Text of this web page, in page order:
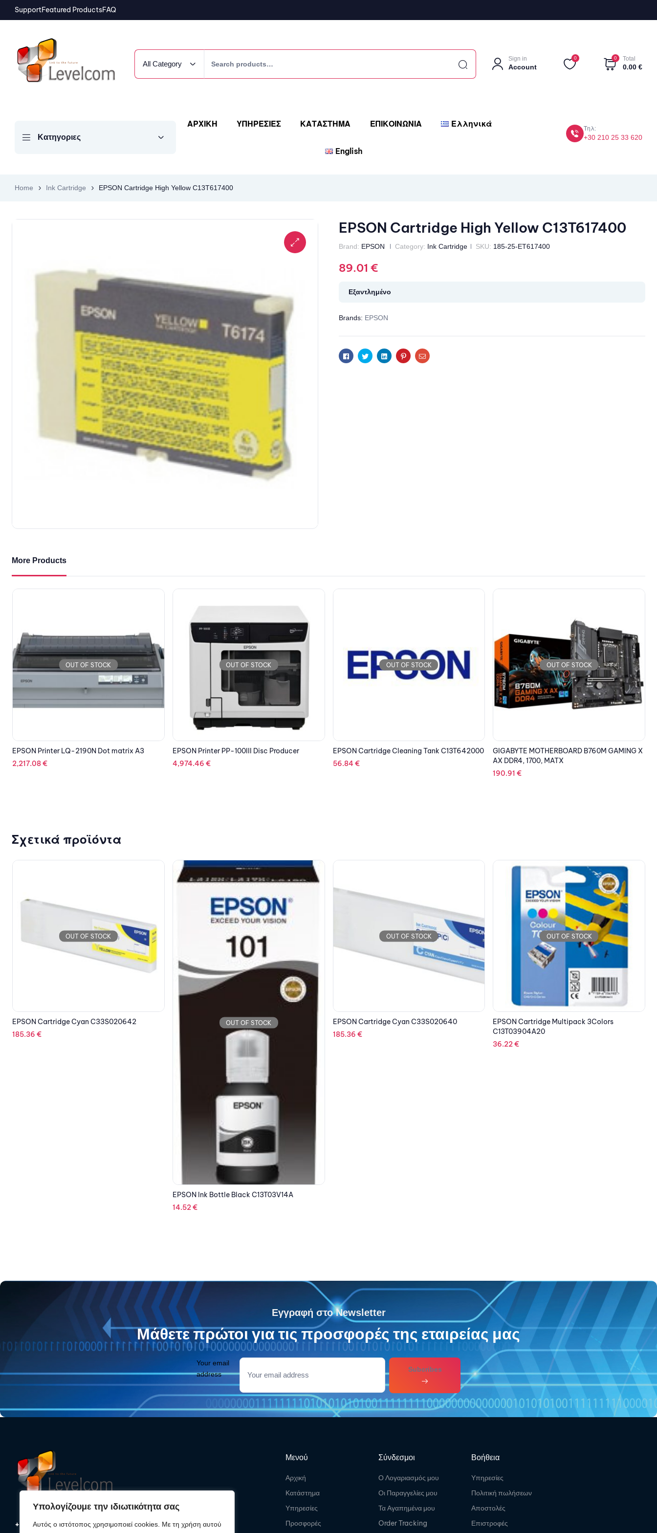
Υπολογίζουμε την ιδιωτικότητα σας
Αυτός ο ιστότοπος χρησιμοποιεί cookies. Με τη χρήση αυτού
SupportFeatured ProductsFAQ
All Category
Sign in
Account
0 0 Total
0.00 €
Κατηγοριες
ΑΡΧΙΚΗ ΥΠΗΡΕΣΙΕΣ ΚΑΤΑΣΤΗΜΑ ΕΠΙΚΟΙΝΩΝΙΑ Ελληνικά
English
Τηλ:
+30 210 25 33 620
Home Ink Cartridge EPSON Cartridge High Yellow C13T617400
EPSON Cartridge High Yellow C13T617400
Brand: EPSON Category: Ink Cartridge SKU: 185-25-ET617400
89.01 €
Εξαντλημένο
Brands: EPSON
FacebookTwitterLinkedinPinterestEmail
More Products
OUT OF STOCK
EPSON Printer PP-100III Disc Producer
4,974.46€
OUT OF STOCK
EPSON Cartridge Cleaning Tank C13T642000
56.84€
OUT OF STOCK
GIGABYTE MOTHERBOARD B760M GAMING X
AX DDR4, 1700, MATX
OUT OF STOCK
EPSON Cartridge Vivid Magenta
C13T09634010
14.92€
Σχετικά προϊόντα
OUT OF STOCK
OUT OF STOCK
EPSON Cartridge Cyan C33S020640
OUT OF STOCK
EPSON Cartridge Multipack 3Colors
C13T03904A20
OUT OF STOCK
Εγγραφή στο Newsletter
Μάθετε πρώτοι για τις προσφορές της εταιρείας μας
Your email
address
Subcribes
+30 210 25 33 620
Μενού
Αρχική
Κατάστημα
Υπηρεσίες
Προσφορές
Σύνδεσμοι
Ο Λογαριασμός μου
Οι Παραγγελίες μου
Τα Αγαπημένα μου
Order Tracking
Βοήθεια
Υπηρεσίες
Πολιτική πωλήσεων
Αποστολές
Επιστροφές